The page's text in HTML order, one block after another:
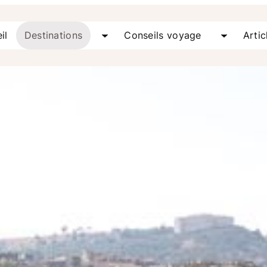
Destinations Conseils voyage